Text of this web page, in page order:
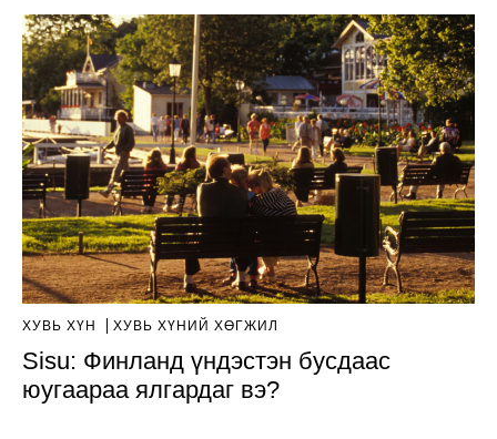
ХУВЬ ХҮН ХУВЬ ХҮНИЙ ХӨГЖИЛ
Sisu: Финланд үндэстэн бусдаас
юугаараа ялгардаг вэ?